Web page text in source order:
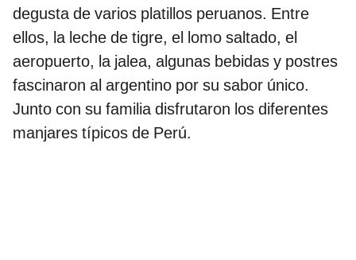
degusta de varios platillos peruanos. Entre
ellos, la leche de tigre, el lomo saltado, el
aeropuerto, la jalea, algunas bebidas y postres
fascinaron al argentino por su sabor único.
Junto con su familia disfrutaron los diferentes
manjares típicos de Perú.